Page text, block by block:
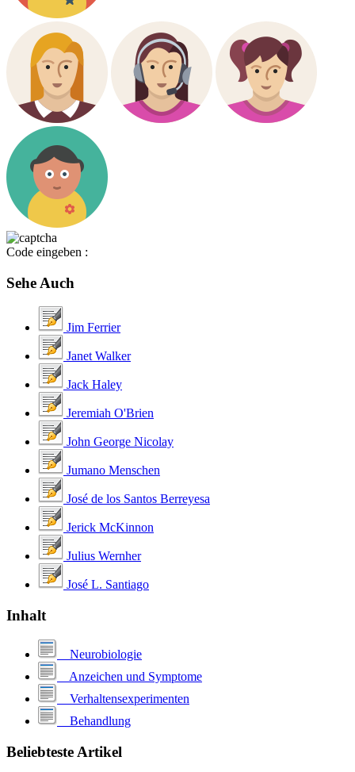
Code eingeben :
Sehe Auch
Jim Ferrier
Janet Walker
Jack Haley
Jeremiah O'Brien
John George Nicolay
Jumano Menschen
José de los Santos Berreyesa
Jerick McKinnon
Julius Wernher
José L. Santiago
Inhalt
Neurobiologie
Anzeichen und Symptome
Verhaltensexperimenten
Behandlung
Beliebteste Artikel